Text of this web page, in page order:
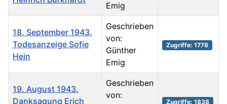
Emig
18. September 1943.
Todesanzeige Sofie
Hein
Geschrieben
von:
Günther
Emig
Zugriffe: 1778
19. August 1943.
Danksagung Erich
Geschrieben
von:
Zugriffe: 1838